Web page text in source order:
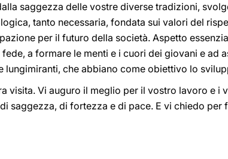
saggezza delle vostre diverse tradizioni,
tanto necessaria, fondata sui valori del
per il futuro della società. Aspetto
a formare le menti e i cuori dei giovani e ad
che abbiano come obiettivo lo
visita. Vi auguro il meglio per il vostro lavoro e i
saggezza, di fortezza e di pace. E vi chiedo